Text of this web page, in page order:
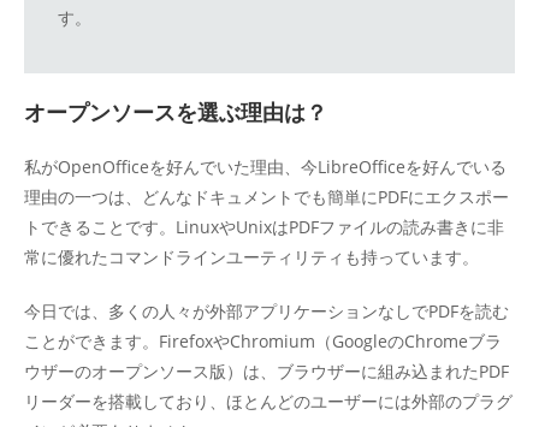
す。
オープンソースを選ぶ理由は？
私がOpenOfficeを好んでいた理由、今LibreOfficeを好んでいる
理由の一つは、どんなドキュメントでも簡単にPDFにエクスポー
トできることです。LinuxやUnixはPDFファイルの読み書きに非
常に優れたコマンドラインユーティリティも持っています。
今日では、多くの人々が外部アプリケーションなしでPDFを読む
ことができます。FirefoxやChromium（GoogleのChromeブラ
ウザーのオープンソース版）は、ブラウザーに組み込まれたPDF
リーダーを搭載しており、ほとんどのユーザーには外部のプラグ